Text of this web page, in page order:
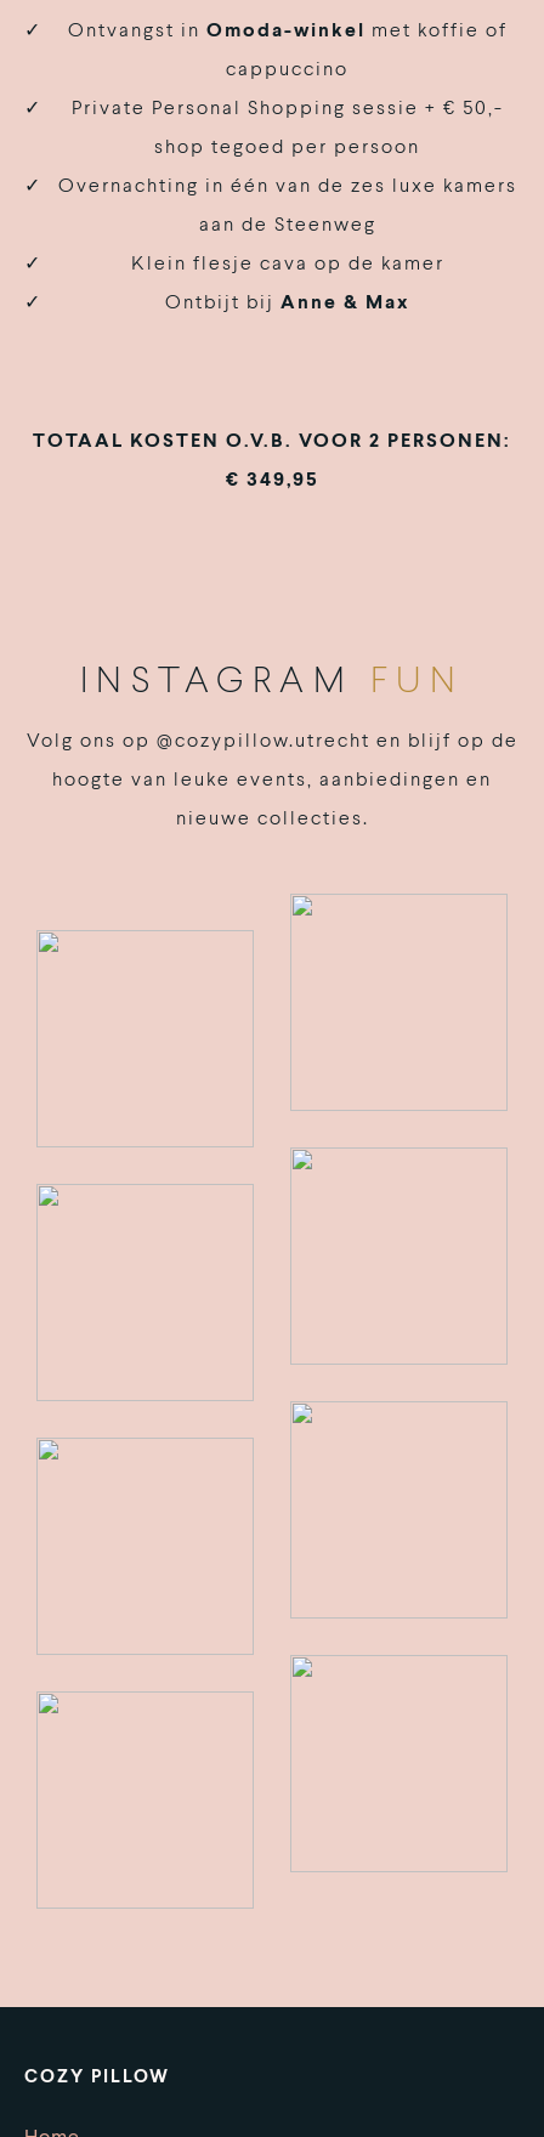
Ontvangst in Omoda-winkel
met koffie of
cappuccino
Private Personal Shopping sessie + € 50,-
shop tegoed per persoon
Overnachting in één van de zes luxe kamers
aan de Steenweg
Klein flesje cava op de kamer
Ontbijt bij Anne & Max
TOTAAL KOSTEN O.V.B. VOOR 2 PERSONEN:
€ 349,95
INSTAGRAM FUN
Volg ons op @cozypillow.utrecht en blijf op de
hoogte van leuke events, aanbiedingen en
nieuwe collecties.
COZY PILLOW